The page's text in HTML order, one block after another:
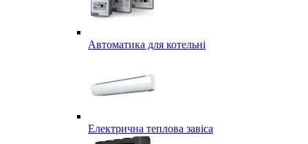
Автоматика для котельні
Електрична теплова завіса